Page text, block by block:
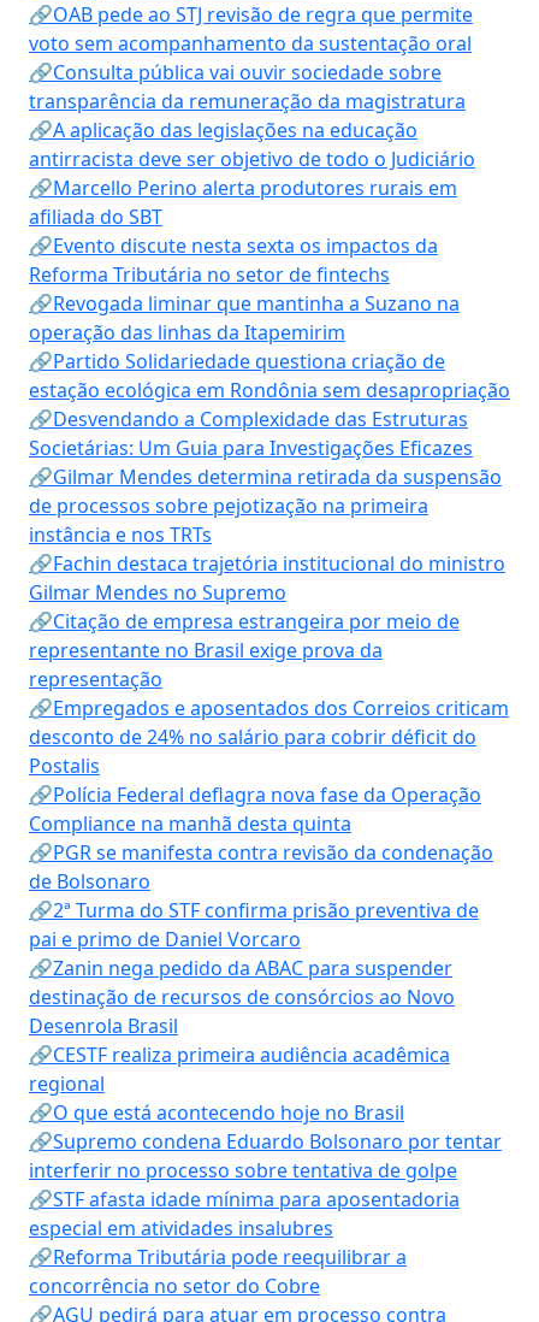
🔗OAB pede ao STJ revisão de regra que permite
voto sem acompanhamento da sustentação oral
🔗Consulta pública vai ouvir sociedade sobre
transparência da remuneração da magistratura
🔗A aplicação das legislações na educação
antirracista deve ser objetivo de todo o Judiciário
🔗Marcello Perino alerta produtores rurais em
afiliada do SBT
🔗Evento discute nesta sexta os impactos da
Reforma Tributária no setor de fintechs
🔗Revogada liminar que mantinha a Suzano na
operação das linhas da Itapemirim
🔗Partido Solidariedade questiona criação de
estação ecológica em Rondônia sem desapropriação
🔗Desvendando a Complexidade das Estruturas
Societárias: Um Guia para Investigações Eficazes
🔗Gilmar Mendes determina retirada da suspensão
de processos sobre pejotização na primeira
instância e nos TRTs
🔗Fachin destaca trajetória institucional do ministro
Gilmar Mendes no Supremo
🔗Citação de empresa estrangeira por meio de
representante no Brasil exige prova da
representação
🔗Empregados e aposentados dos Correios criticam
desconto de 24% no salário para cobrir déficit do
Postalis
🔗Polícia Federal deflagra nova fase da Operação
Compliance na manhã desta quinta
🔗PGR se manifesta contra revisão da condenação
de Bolsonaro
🔗2ª Turma do STF confirma prisão preventiva de
pai e primo de Daniel Vorcaro
🔗Zanin nega pedido da ABAC para suspender
destinação de recursos de consórcios ao Novo
Desenrola Brasil
🔗CESTF realiza primeira audiência acadêmica
regional
🔗O que está acontecendo hoje no Brasil
🔗Supremo condena Eduardo Bolsonaro por tentar
interferir no processo sobre tentativa de golpe
🔗STF afasta idade mínima para aposentadoria
especial em atividades insalubres
🔗Reforma Tributária pode reequilibrar a
concorrência no setor do Cobre
🔗AGU pedirá para atuar em processo contra